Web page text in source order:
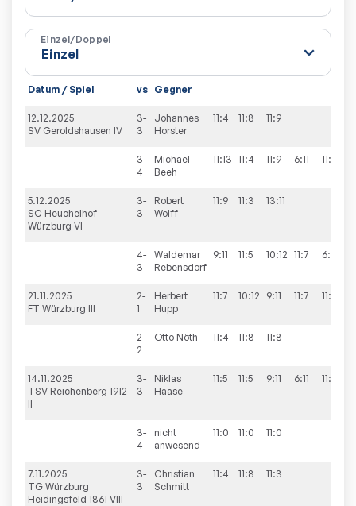
Einzel/Doppel
Datum / Spiel vs Gegner
12.12.2025
SV Geroldshausen IV
3-
3
Johannes
Horster
11:4 11:8 11:9
3-
4
Michael
Beeh
11:13 11:4 11:9 6:11 11:5
5.12.2025
SC Heuchelhof
Würzburg VI
3-
3
Robert
Wolff
11:9 11:3 13:11
4-
3
Waldemar
Rebensdorf
9:11 11:5 10:12 11:7 6:11
21.11.2025
FT Würzburg III
2-
1
Herbert
Hupp
11:7 10:12 9:11 11:7 11:6
2-
2
Otto Nöth 11:4 11:8 11:8
14.11.2025
TSV Reichenberg 1912
II
3-
3
Niklas
Haase
11:5 11:5 9:11 6:11 11:9
3-
4
nicht
anwesend
11:0 11:0 11:0
7.11.2025
TG Würzburg
Heidingsfeld 1861 VIII
3-
3
Christian
Schmitt
11:4 11:8 11:3